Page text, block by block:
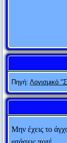
Πηγή:Λογισμικό
Αν η θεωρία της
κόσμου. Αν η
οι Γάλλοι θα με
Αλβέρτος
Ποτέ μην τα
στο επίπεδό του
Μην έχεις το
φτάσεις ποτέ.